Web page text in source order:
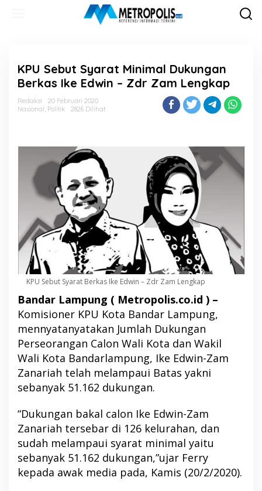
KPU Sebut Syarat Minimal Dukungan
Berkas Ike Edwin – Zdr Zam Lengkap
Redaksi
20 Februari 2020
Nasional , Politik 2826 Dilihat
KPU Sebut Syarat Berkas Ike Edwin – Zdr Zam Lengkap
Bandar Lampung ( Metropolis.co.id ) –
Komisioner KPU Kota Bandar Lampung,
mennyatanyatakan Jumlah Dukungan
Perseorangan Calon Wali Kota dan Wakil
Wali Kota Bandarlampung, Ike Edwin-Zam
Zanariah telah melampaui Batas yakni
sebanyak 51.162 dukungan.
“Dukungan bakal calon Ike Edwin-Zam
Zanariah tersebar di 126 kelurahan, dan
sudah melampaui syarat minimal yaitu
sebanyak 51.162 dukungan,”ujar Ferry
kepada awak media pada, Kamis (20/2/2020).